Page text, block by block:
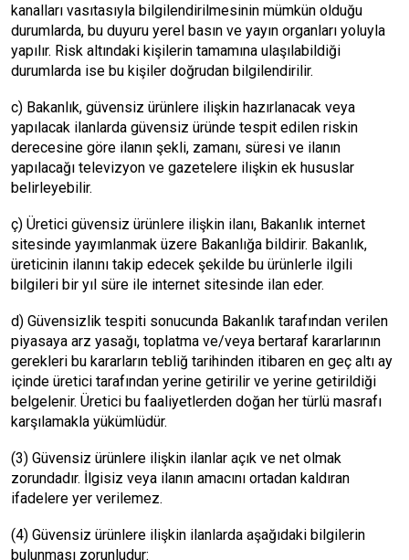
kanalları vasıtasıyla bilgilendirilmesinin mümkün olduğu
durumlarda, bu duyuru yerel basın ve yayın organları yoluyla
yapılır. Risk altındaki kişilerin tamamına ulaşılabildiği
durumlarda ise bu kişiler doğrudan bilgilendirilir.
c) Bakanlık, güvensiz ürünlere ilişkin hazırlanacak veya
yapılacak ilanlarda güvensiz üründe tespit edilen riskin
derecesine göre ilanın şekli, zamanı, süresi ve ilanın
yapılacağı televizyon ve gazetelere ilişkin ek hususlar
belirleyebilir.
ç) Üretici güvensiz ürünlere ilişkin ilanı, Bakanlık internet
sitesinde yayımlanmak üzere Bakanlığa bildirir. Bakanlık,
üreticinin ilanını takip edecek şekilde bu ürünlerle ilgili
bilgileri bir yıl süre ile internet sitesinde ilan eder.
d) Güvensizlik tespiti sonucunda Bakanlık tarafından verilen
piyasaya arz yasağı, toplatma ve/veya bertaraf kararlarının
gerekleri bu kararların tebliğ tarihinden itibaren en geç altı ay
içinde üretici tarafından yerine getirilir ve yerine getirildiği
belgelenir. Üretici bu faaliyetlerden doğan her türlü masrafı
karşılamakla yükümlüdür.
(3) Güvensiz ürünlere ilişkin ilanlar açık ve net olmak
zorundadır. İlgisiz veya ilanın amacını ortadan kaldıran
ifadelere yer verilemez.
(4) Güvensiz ürünlere ilişkin ilanlarda aşağıdaki bilgilerin
bulunması zorunludur: